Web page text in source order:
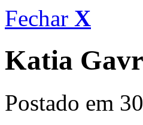
Fechar X
Katia
Postado em